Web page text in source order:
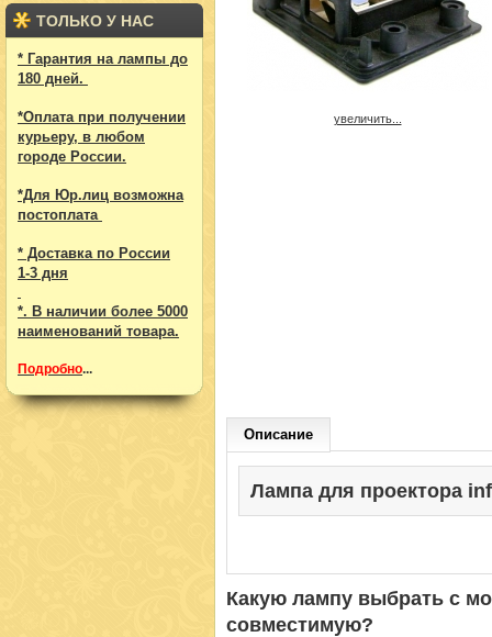
ТОЛЬКО У НАС
* Гарантия на лампы до
180 дней.
*Оплата при получении
курьеру, в любом
городе России.
*Для Юр.лиц возможна
постоплата
* Доставка по России
1-3 дня
*. В наличии более 5000
наименований товара.
Подробно...
увеличить...
Описание
Лампа для проектора
Какую лампу выбрать с
совместимую?